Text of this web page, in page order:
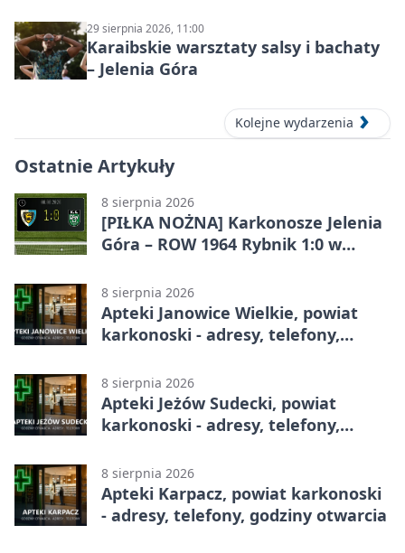
29 sierpnia 2026, 11:00
Karaibskie warsztaty salsy i bachaty
– Jelenia Góra
Kolejne wydarzenia
Ostatnie Artykuły
8 sierpnia 2026
[PIŁKA NOŻNA] Karkonosze Jelenia
Góra – ROW 1964 Rybnik 1:0 w
8 sierpnia 2026
Apteki Janowice Wielkie, powiat
karkonoski - adresy, telefony,
8 sierpnia 2026
Apteki Jeżów Sudecki, powiat
karkonoski - adresy, telefony,
8 sierpnia 2026
Apteki Karpacz, powiat karkonoski
- adresy, telefony, godziny otwarcia